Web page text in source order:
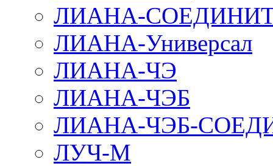
ЛИАНА-
ЛИАНА-Универсал
ЛИАНА-ЧЭ
ЛИАНА-ЧЭБ
ЛИАНА-ЧЭБ-
ЛУЧ-М